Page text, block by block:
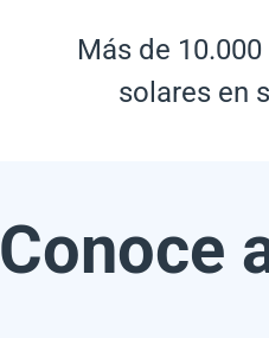
Más de
solares en
Conoce